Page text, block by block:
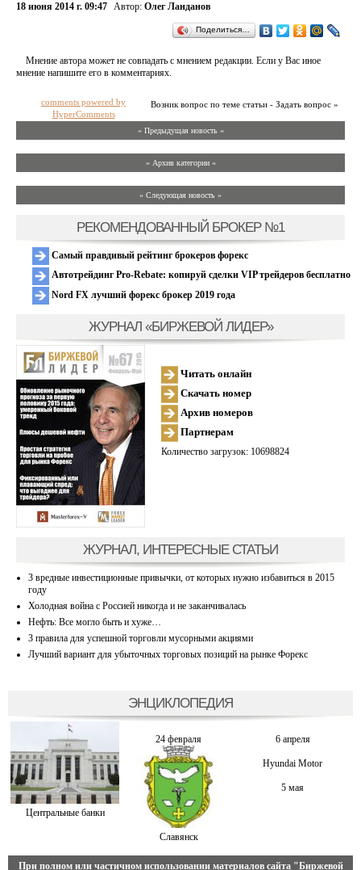
18 июня 2014 г. 09:47 Автор: Олег Ланданов
Поделиться…
Мнение автора может не совпадать с мнением редакции. Если у Вас иное
мнение напишите его в комментариях.
Возник вопрос по теме статьи - Задать вопрос »
comments powered by
HyperComments
« Предыдущая новость «
» Архив категории «
» Следующая новость »
РЕКОМЕНДОВАННЫЙ БРОКЕР №1
Самый правдивый рейтинг брокеров форекс
Автотрейдинг Pro-Rebate: копируй сделки VIP трейдеров бесплатно
Nord FX лучший форекс брокер 2019 года
ЖУРНАЛ «БИРЖЕВОЙ ЛИДЕР»
Читать онлайн
Скачать номер
Архив номеров
Партнерам
Количество загрузок: 10698824
ЖУРНАЛ, ИНТЕРЕСНЫЕ СТАТЬИ
3 вредные инвестиционные привычки, от которых нужно избавиться в 2015
году
Холодная война с Россией никогда и не заканчивалась
Нефть: Все могло быть и хуже…
3 правила для успешной торговли мусорными акциями
Лучший вариант для убыточных торговых позиций на рынке Форекс
ЭНЦИКЛОПЕДИЯ
Центральные банки
24 февраля 6 апреля
Славянск
Hyundai Motor
5 мая
При полном или частичном использовании материалов сайта "Биржевой